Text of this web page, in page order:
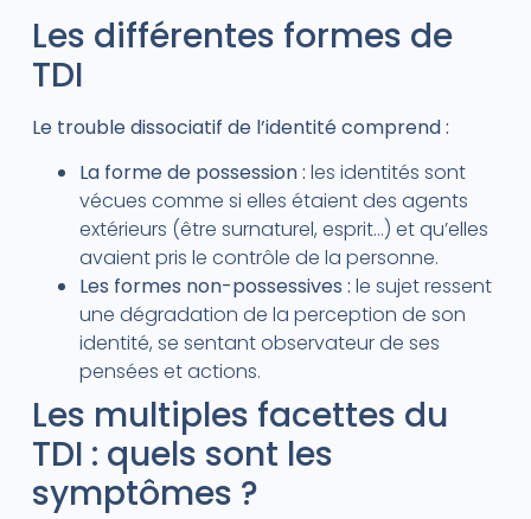
Les différentes formes de
TDI
Le trouble dissociatif de l’identité comprend :
La forme de possession : les identités sont
vécues comme si elles étaient des agents
extérieurs (être surnaturel, esprit…) et qu’elles
avaient pris le contrôle de la personne.
Les formes non-possessives : le sujet ressent
une dégradation de la perception de son
identité, se sentant observateur de ses
pensées et actions.
Les multiples facettes du
TDI : quels sont les
symptômes ?